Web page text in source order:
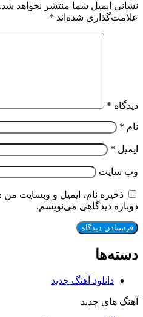
نشانی ایمیل شما منتشر نخواهد شد.
علامت‌گذاری شده‌اند *
دیدگاه *
نام *
ایمیل *
وب‌ سایت
ذخیره نام، ایمیل و وبسایت
دوباره دیدگاهی می‌نویسم.
دسته‌ها
دانلود آهنگ جدید
آهنگ های جدید